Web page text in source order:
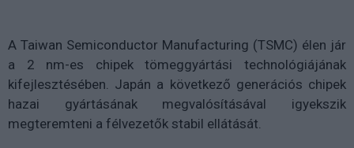
A Taiwan Semiconductor Manufacturing (TSMC) élen jár
a 2 nm-es chipek tömeggyártási technológiájának
kifejlesztésében. Japán a következő generációs chipek
hazai gyártásának megvalósításával igyekszik
megteremteni a félvezetők stabil ellátását.